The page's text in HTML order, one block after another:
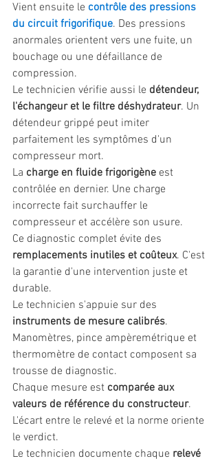
Vient ensuite le contrôle des pressions
du circuit frigorifique. Des pressions
anormales orientent vers une fuite, un
bouchage ou une défaillance de
compression.
Le technicien vérifie aussi le détendeur,
l'échangeur et le filtre déshydrateur. Un
détendeur grippé peut imiter
parfaitement les symptômes d'un
compresseur mort.
La charge en fluide frigorigène est
contrôlée en dernier. Une charge
incorrecte fait surchauffer le
compresseur et accélère son usure.
Ce diagnostic complet évite des
remplacements inutiles et coûteux. C'est
la garantie d'une intervention juste et
durable.
Le technicien s'appuie sur des
instruments de mesure calibrés.
Manomètres, pince ampèremétrique et
thermomètre de contact composent sa
trousse de diagnostic.
Chaque mesure est comparée aux
valeurs de référence du constructeur.
L'écart entre le relevé et la norme oriente
le verdict.
Le technicien documente chaque relevé